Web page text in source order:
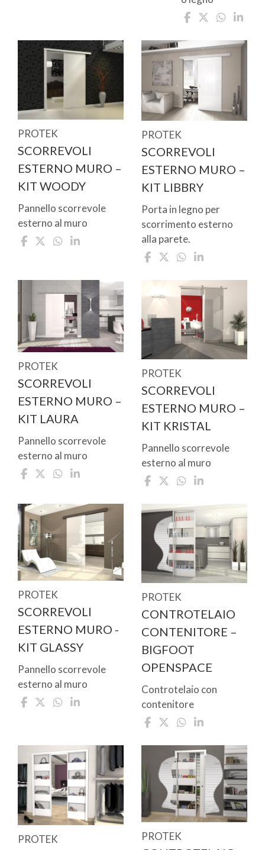
PROTEK
SCORREVOLI
ESTERNO MURO –
KIT WOODY
Pannello scorrevole
esterno al muro
PROTEK
SCORREVOLI
ESTERNO MURO –
KIT LIBBRY
Porta in legno per
scorrimento esterno
alla parete.
PROTEK
SCORREVOLI
ESTERNO MURO –
KIT LAURA
Pannello scorrevole
esterno al muro
PROTEK
SCORREVOLI
ESTERNO MURO –
KIT KRISTAL
Pannello scorrevole
esterno al muro
PROTEK
SCORREVOLI
ESTERNO MURO -
KIT GLASSY
Pannello scorrevole
esterno al muro
PROTEK
CONTROTELAIO
CONTENITORE –
BIGFOOT
OPENSPACE
Controtelaio con
contenitore
PROTEK PROTEK